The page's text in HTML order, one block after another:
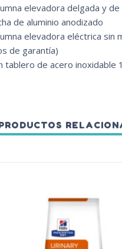
elevadora delgada y
de aluminio anodizado
elevadora eléctrica sin
de garantía)
tablero de acero inoxidable